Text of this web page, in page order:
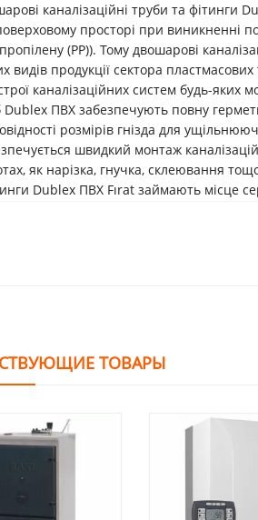
каналізаційні труби та
просторі при виникненні
(PP)). Тому двошарові
видів продукції сектора
каналізаційних систем будь-яких
Dublex ПВХ забезпечують повну
розмірів гнізда для
швидкий монтаж
як нарізка, гнучка, склеювання
Dublex ПВХ Fırat займають місце
ТОВАРЫ